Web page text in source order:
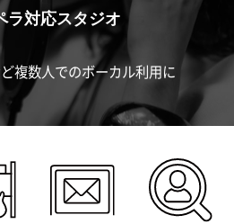
ラ対応スタジオ
複数人でのボーカル利用に